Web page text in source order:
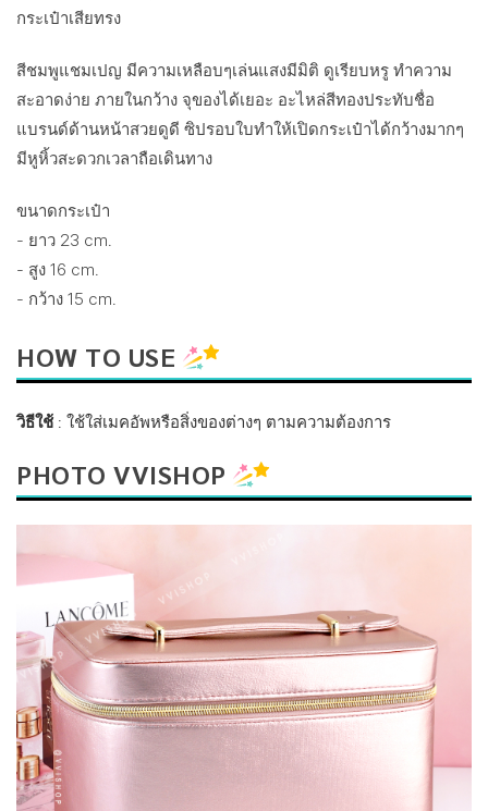
กระเป๋าเสียทรง
สีชมพูแชมเปญ มีความเหลือบๆเล่นแสงมีมิติ ดูเรียบหรู ทำความ
สะอาดง่าย ภายในกว้าง จุของได้เยอะ อะไหล่สีทองประทับชื่อ
แบรนด์ด้านหน้าสวยดูดี ซิปรอบใบทำให้เปิดกระเป๋าได้กว้างมากๆ
มีหูหิ้วสะดวกเวลาถือเดินทาง
ขนาดกระเป๋า
- ยาว 23 cm.
- สูง 16 cm.
- กว้าง 15 cm.
HOW TO USE
วิธีใช้: ใช้ใส่เมคอัพหรือสิ่งของต่างๆ ตามความต้องการ
PHOTO VVISHOP